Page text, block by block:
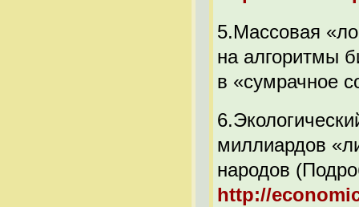
5.Массовая
на алгоритмы
в «сумрачное
миллиардов
народов
http://